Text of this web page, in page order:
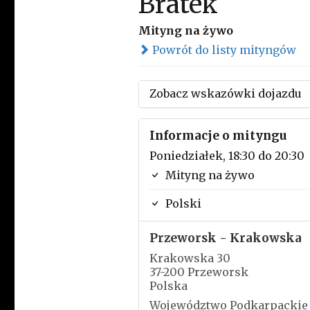
Mityng na żywo
Powrót do listy mityngów
Zobacz wskazówki dojazdu
Informacje o mityngu
Poniedziałek, 18:30 do 20:30
Mityng na żywo
Polski
Przeworsk - Krakowska
Krakowska 30
37-200 Przeworsk
Polska
Województwo Podkarpackie